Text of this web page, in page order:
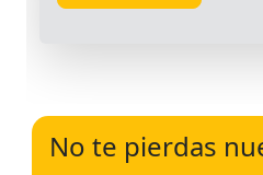
No te pierdas